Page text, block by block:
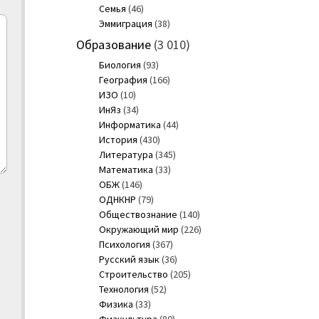
Семья (46)
Эммиграция (38)
Образование(3 010)
Биология (93)
География (166)
ИЗО (10)
ИнЯз (34)
Информатика (44)
История (430)
Литература (345)
Математика (33)
ОБЖ(146)
ОДНКНР (79)
Обществознание (140)
Окружающий мир (226)
Психология (367)
Русский язык(36)
Строительство (205)
Технология (52)
Физика (33)